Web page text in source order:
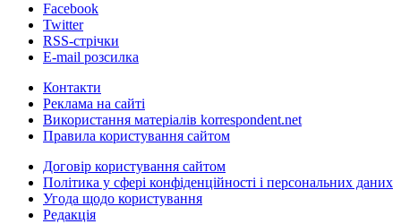
Facebook
Twitter
RSS-стрічки
E-mail розсилка
Контакти
Реклама на сайті
Використання матеріалів korrespondent.net
Правила користування сайтом
Договір користування сайтом
Політика у сфері конфіденційності і персональних даних
Угода щодо користування
Редакція